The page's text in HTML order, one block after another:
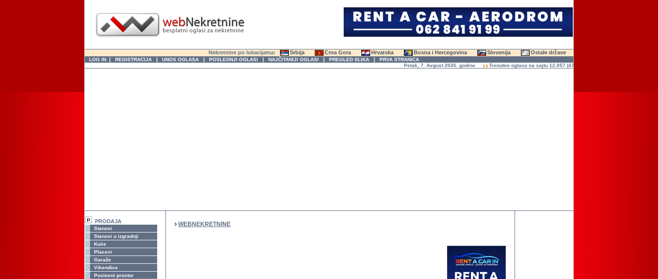
Nekretnine po lokacijama: Srbija Crna Gora Hrvatska Bosna i Hercegovina Slovenija Ostale države
LOG IN | REGISTRACIJA | UNOS OGLASA | POSLEDNJI OGLASI | NAJČITANIJI OGLASI | PREGLED SLIKA | PRVA STRANICA
Petak, 7. Avgust 2026. godine
Trenutno oglasa na sajtu 12.057 (47.582 slika)
PRODAJA
Stanovi
Stanovi u izgradnji
Kuće
Placevi
Garaže
Vikendice
Poslovni prostor
WEBNEKRETNINE